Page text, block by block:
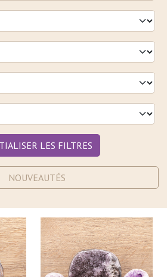
LES FILTRES
NOUVEAUTÉS